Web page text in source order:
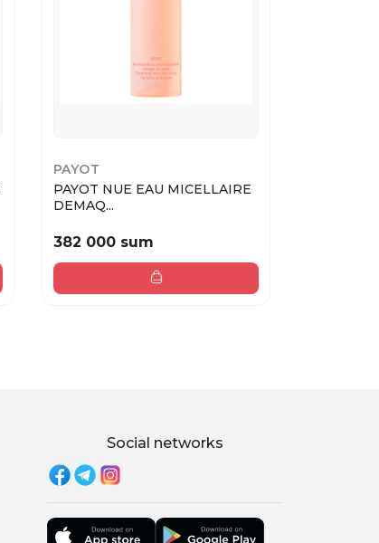
PAYOT
PAYOT NUE EAU MICELLAIRE
DEMAQ...
382 000 sum
Social networks